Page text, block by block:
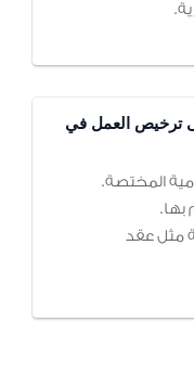
ترخيص العمل في
المختصة.
بها.
مثل عقد